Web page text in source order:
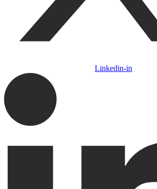
Linkedin-in